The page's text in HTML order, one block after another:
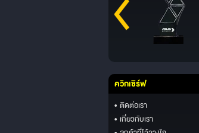
ควิกเซิร์ฟ
• ติดต่อเรา
• เกี่ยวกับเรา